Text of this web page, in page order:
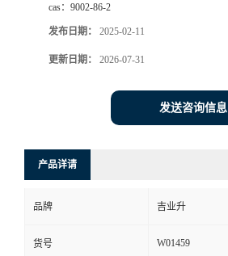
cas： 9002-86-2
发布日期： 2025-02-11
更新日期： 2026-07-31
发送咨询信息
产品详请
品牌 吉业升
货号 W01459